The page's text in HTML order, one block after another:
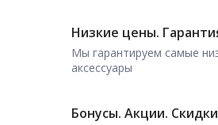
Низкие цены.
Мы гарантируем самые
аксессуары
Бонусы. Акции. Скидки